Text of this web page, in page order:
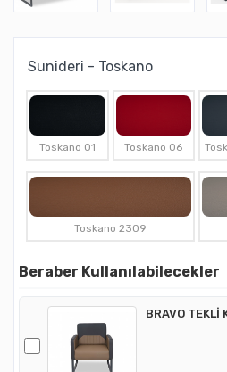
Sunideri - Toskano
Toskano 01 Toskano 06
Toskano 2309
Beraber Kullanılabilecekler
BRAVO TEKLİ